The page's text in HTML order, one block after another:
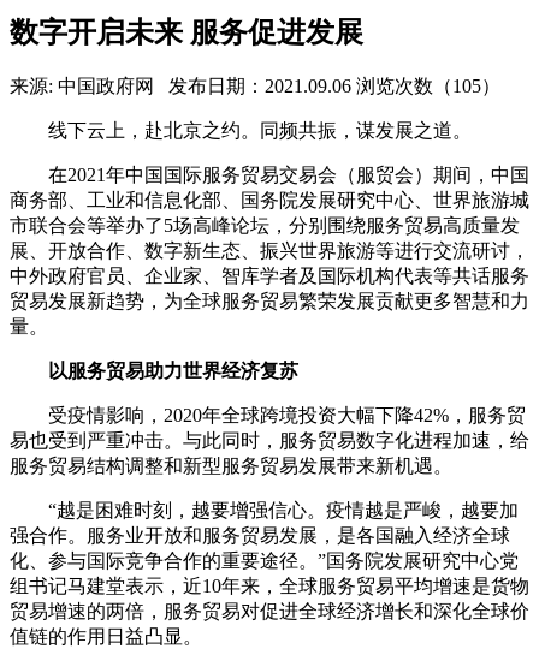
数字开启未来 服务促进发展
来源: 中国政府网 发布日期：2021.09.06 浏览次数（105）
线下云上，赴北京之约。同频共振，谋发展之道。
在2021年中国国际服务贸易交易会（服贸会）期间，中国
商务部、工业和信息化部、国务院发展研究中心、世界旅游城
市联合会等举办了5场高峰论坛，分别围绕服务贸易高质量发
展、开放合作、数字新生态、振兴世界旅游等进行交流研讨，
中外政府官员、企业家、智库学者及国际机构代表等共话服务
贸易发展新趋势，为全球服务贸易繁荣发展贡献更多智慧和力
量。
以服务贸易助力世界经济复苏
受疫情影响，2020年全球跨境投资大幅下降42%，服务贸
易也受到严重冲击。与此同时，服务贸易数字化进程加速，给
服务贸易结构调整和新型服务贸易发展带来新机遇。
“越是困难时刻，越要增强信心。疫情越是严峻，越要加
强合作。服务业开放和服务贸易发展，是各国融入经济全球
化、参与国际竞争合作的重要途径。”国务院发展研究中心党
组书记马建堂表示，近10年来，全球服务贸易平均增速是货物
贸易增速的两倍，服务贸易对促进全球经济增长和深化全球价
值链的作用日益凸显。